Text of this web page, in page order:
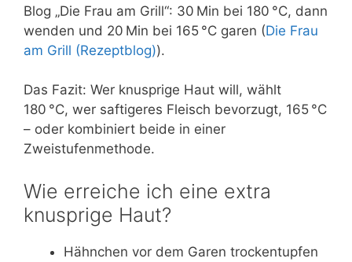
Blog „Die Frau am Grill“: 30 Min bei 180 °C, dann
wenden und 20 Min bei 165 °C garen (Die Frau
am Grill (Rezeptblog)).
Das Fazit: Wer knusprige Haut will, wählt
180 °C, wer saftigeres Fleisch bevorzugt, 165 °C
– oder kombiniert beide in einer
Zweistufenmethode.
Wie erreiche ich eine extra
knusprige Haut?
Hähnchen vor dem Garen trockentupfen